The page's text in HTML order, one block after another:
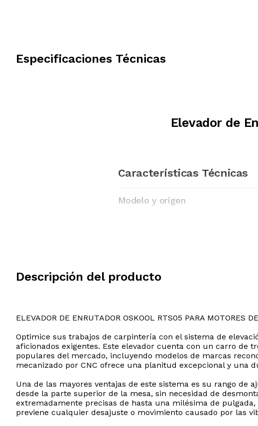
Especificaciones Técnicas
Elevador de
Características Técnicas
Modelo y origen
Descripción del producto
ELEVADOR DE ENRUTADOR OSKOOL RTS05 PARA MOTORES DE
Optimice sus trabajos de carpintería con el sistema de
aficionados exigentes. Este elevador cuenta con un carro
populares del mercado, incluyendo modelos de marcas
mecanizado por CNC ofrece una planitud excepcional y una
Una de las mayores ventajas de este sistema es su rango
desde la parte superior de la mesa, sin necesidad de
extremadamente precisas de hasta una milésima de
previene cualquier desajuste o movimiento causado por las